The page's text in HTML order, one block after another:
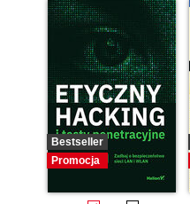
Bestseller
Promocja